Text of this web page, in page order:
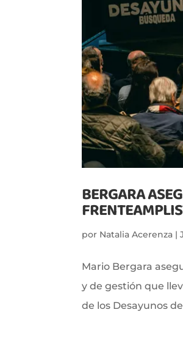
BERGARA
por Natalia Acerenza |
Mario Bergara
y de gestión que
de los Desayunos